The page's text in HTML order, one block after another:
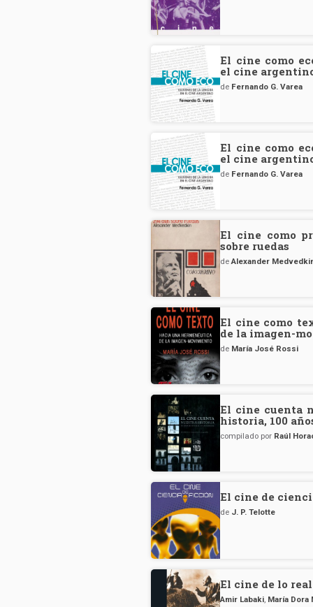
El cine como
el cine
de Fernando G. Varea
El cine como
el cine
de Fernando G. Varea
El cine como
sobre ruedas
deAlexander
El cine como
de la imagen-
de María José Rossi
El cine cuenta
historia, 100
compilado por Raúl
El cine de
de J. P. Telotte
El cine de lo real
Amir Labaki, María Dora